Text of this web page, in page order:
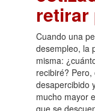
retirar
Cuando una
desempleo, la
misma:
recibiré?
desapercibido
mucho mayor
que se